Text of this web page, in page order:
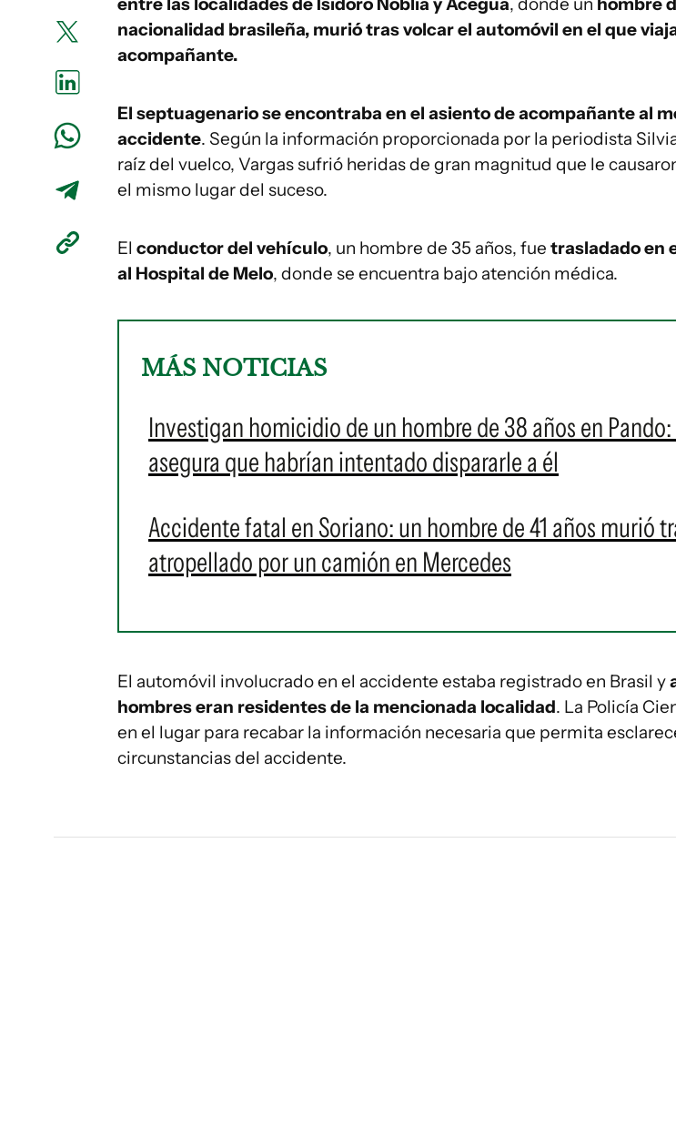
nacionalidad brasileña, murió tras volcar el automóvil en el que
acompañante.
El septuagenario se encontraba en el asiento de acompañante al
accidente. Según la información proporcionada por la periodista
raíz del vuelco, Vargas sufrió heridas de gran magnitud que le
el mismo lugar del suceso.
El conductor del vehículo, un hombre de 35 años, fue trasladado en
al Hospital de Melo, donde se encuentra bajo atención médica.
MÁS NOTICIAS
Investigan homicidio de un hombre de 38 años en
asegura que habrían intentado dispararle a él
Accidente fatal en Soriano: un hombre de 41 años murió
atropellado por un camión en Mercedes
El automóvil involucrado en el accidente estaba registrado en Brasil y
hombres eran residentes de la mencionada localidad. La Policía
en el lugar para recabar la información necesaria que permita
circunstancias del accidente.